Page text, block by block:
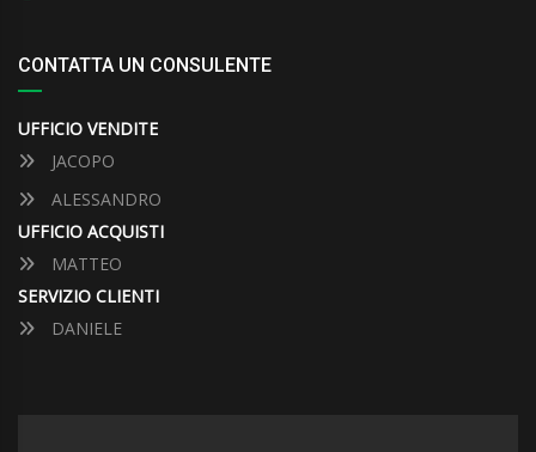
CONTATTA UN CONSULENTE
UFFICIO VENDITE
JACOPO
ALESSANDRO
UFFICIO ACQUISTI
MATTEO
SERVIZIO CLIENTI
DANIELE